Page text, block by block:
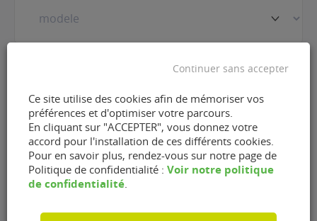
mail(Nécessaire)
Téléphone(Nécessaire)
Ce site utilise des cookies afin de mémoriser vos
préférences et d'optimiser votre parcours.
En cliquant sur "ACCEPTER", vous donnez votre
accord pour l'installation de ces différents cookies.
Pour en savoir plus, rendez-vous sur notre page de
Politique de confidentialité : Voir notre politique
de confidentialité.
Continuer sans accepter